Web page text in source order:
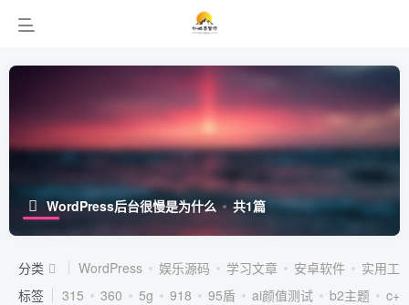
WordPress后台很慢是为什么 共1篇
分类 WordPress 娱乐源码 学习文章 安卓软件
实用工
标签
315 360 5g 918 95盾 ai颜值测试 b2主题
c++